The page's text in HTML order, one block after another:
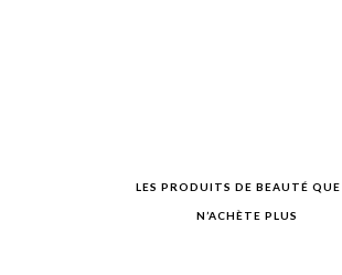
LES PRODUITS DE BEAUTÉ QUE
N’ACHÈTE PLUS